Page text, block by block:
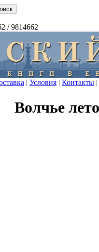
/ 9814662
| Условия | Контакты |
Волчье лето